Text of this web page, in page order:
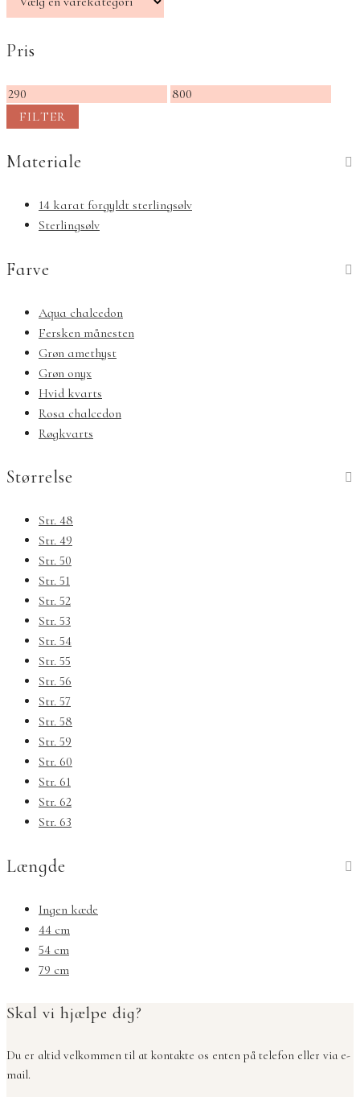
Pris
Mindste
pris
Højeste
FILTER
Materiale
14 karat forgyldt sterlingsølv
Sterlingsølv
Farve
Aqua chalcedon
Fersken månesten
Grøn amethyst
Grøn onyx
Hvid kvarts
Rosa chalcedon
Røgkvarts
Størrelse
Str. 48
Str. 49
Str. 50
Str. 51
Str. 52
Str. 53
Str. 54
Str. 55
Str. 56
Str. 57
Str. 58
Str. 59
Str. 60
Str. 61
Str. 62
Str. 63
Længde
Ingen kæde
44 cm
54 cm
79 cm
Skal vi hjælpe dig?
Du er altid velkommen til at kontakte os enten på telefon eller via e-
mail.